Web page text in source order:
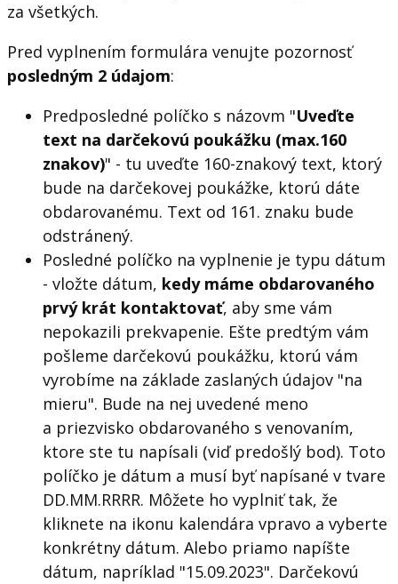
za všetkých.
Pred vyplnením formulára venujte pozornosť
posledným 2 údajom:
Predposledné políčko s názovm "Uveďte
text na darčekovú poukážku (max.160
znakov)" - tu uveďte 160-znakový text, ktorý
bude na darčekovej poukážke, ktorú dáte
obdarovanému. Text od 161. znaku bude
odstránený.
Posledné políčko na vyplnenie je typu dátum
- vložte dátum, kedy máme obdarovaného
prvý krát kontaktovať, aby sme vám
nepokazili prekvapenie. Ešte predtým vám
pošleme darčekovú poukážku, ktorú vám
vyrobíme na základe zaslaných údajov "na
mieru". Bude na nej uvedené meno
a priezvisko obdarovaného s venovaním,
ktore ste tu napísali (viď predošlý bod). Toto
políčko je dátum a musí byť napísané v tvare
DD.MM.RRRR. Môžete ho vyplniť tak, že
kliknete na ikonu kalendára vpravo a vyberte
konkrétny dátum. Alebo priamo napíšte
dátum, napríklad "15.09.2023". Darčekovú